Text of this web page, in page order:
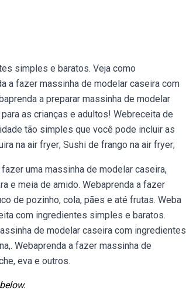
simples e baratos. Veja como
a fazer massinha de modelar caseira com
a preparar massinha de modelar
as crianças e adultos! Webreceita de
tão simples que você pode incluir as
na air fryer; Sushi de frango na air fryer;
uma massinha de modelar caseira,
e meia de amido. Webaprenda a fazer
de pozinho, cola, pães e até frutas. Weba
com ingredientes simples e baratos.
de modelar caseira com ingredientes
Webaprenda a fazer massinha de
eva e outros.